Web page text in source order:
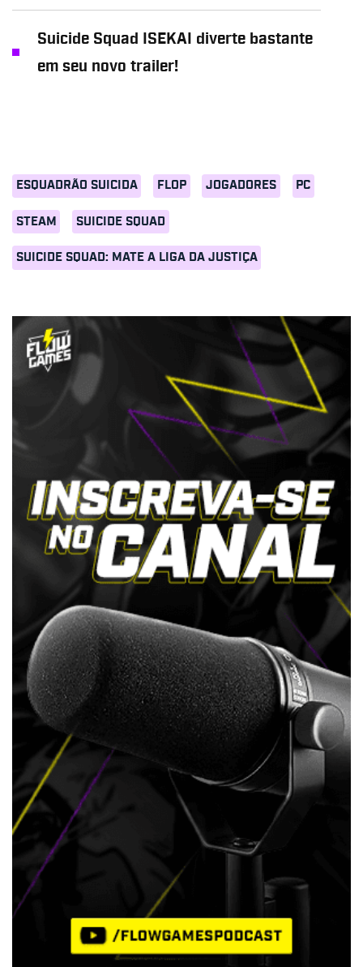
ESQUADRÃO SUICIDA FLOP JOGADORES PC
STEAM SUICIDE SQUAD
SUICIDE SQUAD: MATE A LIGA DA JUSTIÇA
Suicide Squad ISEKAI diverte bastante
em seu novo trailer!